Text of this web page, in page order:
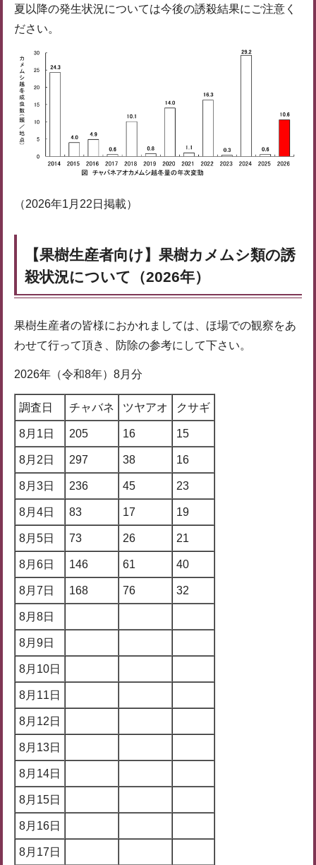
夏以降の発生状況については今後の誘殺結果にご注意く
ださい。
（2026年1月22日掲載）
【果樹生産者向け】果樹カメムシ類の誘
殺状況について（2026年）
果樹生産者の皆様におかれましては、ほ場での観察をあ
わせて行って頂き、防除の参考にして下さい。
2026年（令和8年）8月分
調査日 チャバネ ツヤアオ クサギ
8月1日 205 16 15
8月2日 297 38 16
8月3日 236 45 23
8月4日 83 17 19
8月5日 73 26 21
8月6日 146 61 40
8月7日 168 76 32
8月8日
8月9日
8月10日
8月11日
8月12日
8月13日
8月14日
8月15日
8月16日
8月17日